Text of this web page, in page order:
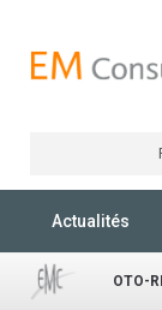
Actualités
OTO-